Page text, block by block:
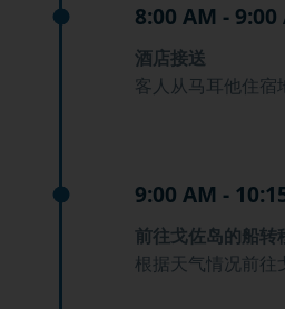
8:00 AM - 9:00
酒店接送
客人从马耳他住宿
9:00 AM -
前往戈佐岛的船转
根据天气情况前往